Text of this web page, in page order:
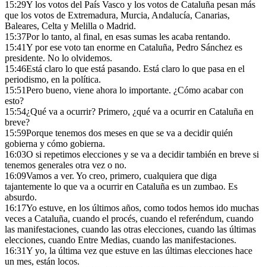
15:29Y los votos del País Vasco y los votos de Cataluña pesan más
que los votos de Extremadura, Murcia, Andalucía, Canarias,
Baleares, Celta y Melilla o Madrid.
15:37Por lo tanto, al final, en esas sumas les acaba rentando.
15:41Y por ese voto tan enorme en Cataluña, Pedro Sánchez es
presidente. No lo olvidemos.
15:46Está claro lo que está pasando. Está claro lo que pasa en el
periodismo, en la política.
15:51Pero bueno, viene ahora lo importante. ¿Cómo acabar con
esto?
15:54¿Qué va a ocurrir? Primero, ¿qué va a ocurrir en Cataluña en
breve?
15:59Porque tenemos dos meses en que se va a decidir quién
gobierna y cómo gobierna.
16:03O si repetimos elecciones y se va a decidir también en breve si
tenemos generales otra vez o no.
16:09Vamos a ver. Yo creo, primero, cualquiera que diga
tajantemente lo que va a ocurrir en Cataluña es un zumbao. Es
absurdo.
16:17Yo estuve, en los últimos años, como todos hemos ido muchas
veces a Cataluña, cuando el procés, cuando el referéndum, cuando
las manifestaciones, cuando las otras elecciones, cuando las últimas
elecciones, cuando Entre Medias, cuando las manifestaciones.
16:31Y yo, la última vez que estuve en las últimas elecciones hace
un mes, están locos.